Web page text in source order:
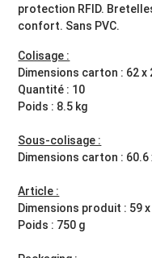
protection RFID.
confort. Sans PVC.
Colisage :
Dimensions carton : 62 x
Quantité : 10
Poids : 8.5 kg
Sous-colisage :
Dimensions carton : 60.6
Article :
Dimensions produit : 59
Poids : 750 g